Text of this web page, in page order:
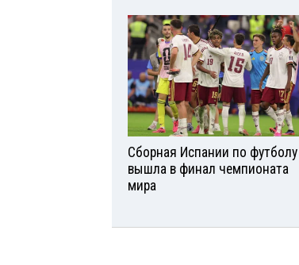
Сборная Испании по футболу
вышла в финал чемпионата
мира